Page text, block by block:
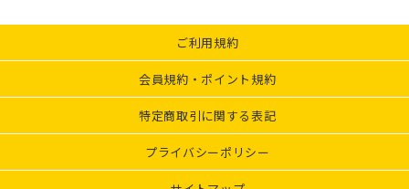
ご利用規約
会員規約・ポイント規約
特定商取引に関する表記
プライバシーポリシー